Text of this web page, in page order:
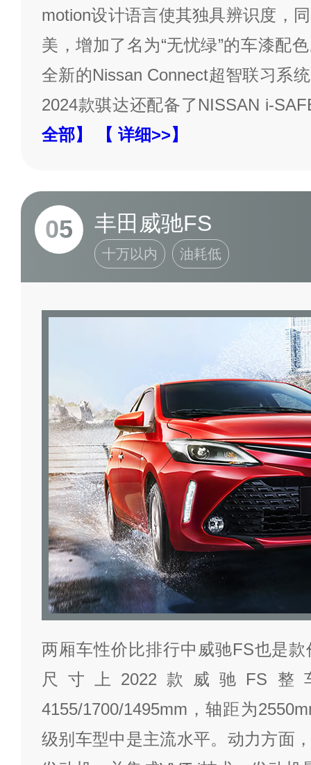
motion设计语言使其独具辨识度，
美，增加了名为“无忧绿”的车漆配
全新的Nissan Connect超智联习系
2024款骐达还配备了NISSAN i-
全部】
【 详细>>】
05 丰田威驰FS
十万以内 油耗低
两厢车性价比排行中威驰FS也是
尺寸上2022款威驰FS
4155/1700/1495mm，轴距为
级别车型中是主流水平。动力方面